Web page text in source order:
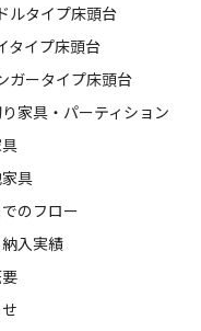
ルタイプ床頭台
タイプ床頭台
ガータイプ床頭台
家具・パーティション
具
のフロー
入実績